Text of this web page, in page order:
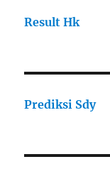
Result Hk
Prediksi Sdy